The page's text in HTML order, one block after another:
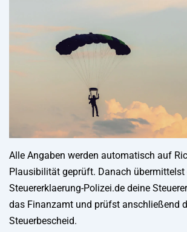
Alle Angaben werden automatisch auf
Plausibilität geprüft. Danach
Steuererklaerung-Polizei.de deine
das Finanzamt und prüfst anschließend
Steuerbescheid.